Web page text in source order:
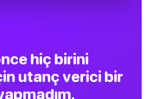
hiç birini
utanç verici bir